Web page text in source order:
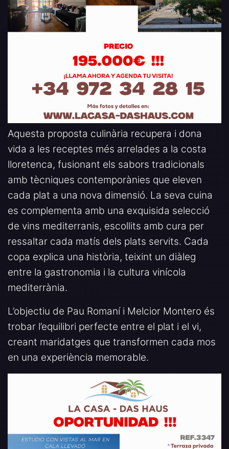
Aquesta proposta culinària recupera i dona
vida a les receptes més arrelades a la costa
lloretenca, fusionant els sabors tradicionals
amb tècniques contemporànies que eleven
cada plat a una nova dimensió. La seva cuina
es complementa amb una exquisida selecció
de vins mediterranis, escollits amb cura per
ressaltar cada matís dels plats servits. Cada
copa explica una història, teixint un diàleg
entre la gastronomia i la cultura vinícola
mediterrània.
L’objectiu de Pau Romaní i Melcior Montero és
trobar l’equilibri perfecte entre el plat i el vi,
creant maridatges que transformen cada mos
en una experiència memorable.